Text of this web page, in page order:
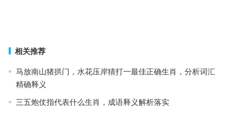
相关推荐
马放南山猪拱门，水花压岸猜打一最佳正确生肖，分析词汇
精确释义
三五炮仗指代表什么生肖，成语释义解析落实